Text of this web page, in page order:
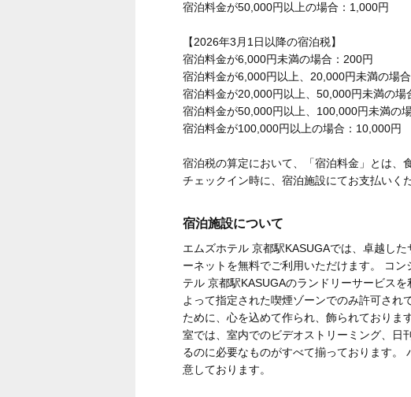
宿泊料金が50,000円以上の場合：1,000円
【2026年3月1日以降の宿泊税】
宿泊料金が6,000円未満の場合：200円
宿泊料金が6,000円以上、20,000円未満の場
宿泊料金が20,000円以上、50,000円未満の場
宿泊料金が50,000円以上、100,000円未満の
宿泊料金が100,000円以上の場合：10,000円
宿泊税の算定において、「宿泊料金」とは、
チェックイン時に、宿泊施設にてお支払いく
宿泊施設について
エムズホテル 京都駅KASUGAでは、卓越し
ーネットを無料でご利用いただけます。 コ
テル 京都駅KASUGAのランドリーサービス
よって指定された喫煙ゾーンでのみ許可され
ために、心を込めて作られ、飾られておりま
室では、室内でのビデオストリーミング、日
るのに必要なものがすべて揃っております。
意しております。